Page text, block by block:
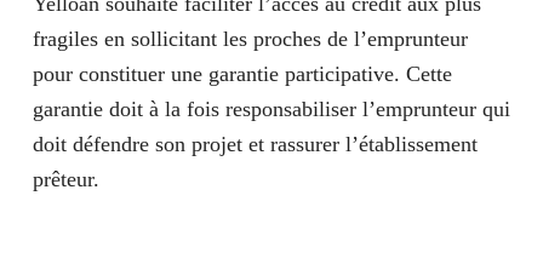
fragiles en sollicitant les proches de l’emprunteur
pour constituer une garantie participative. Cette
garantie doit à la fois responsabiliser l’emprunteur qui
doit défendre son projet et rassurer l’établissement
prêteur.